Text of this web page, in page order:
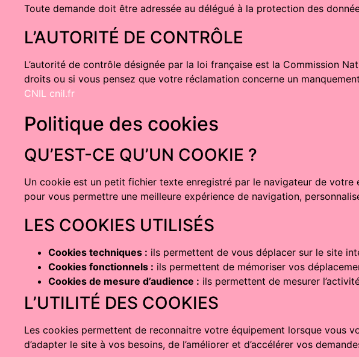
Toute demande doit être adressée au délégué à la protection des
L’AUTORITÉ DE CONTRÔLE
L’autorité de contrôle désignée par la loi française est la Commission
droits ou si vous pensez que votre réclamation concerne un
CNIL cnil.fr
Politique des cookies
QU’EST-CE QU’UN COOKIE ?
Un cookie est un petit fichier texte enregistré par le navigateur de
pour vous permettre une meilleure expérience de navigation,
LES COOKIES UTILISÉS
Cookies techniques : ils permettent de vous déplacer sur le site
Cookies fonctionnels : ils permettent de mémoriser vos
Cookies de mesure d’audience : ils permettent de mesurer
L’UTILITÉ DES COOKIES
Les cookies permettent de reconnaitre votre équipement lorsque vous
d’adapter le site à vos besoins, de l’améliorer et d’accélérer vos